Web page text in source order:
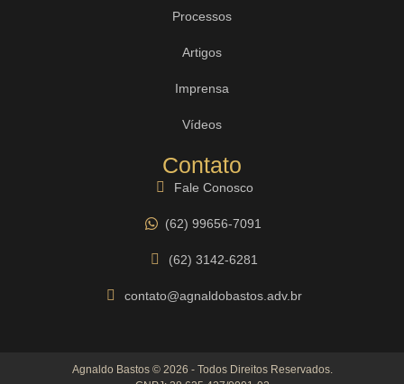
Processos
Artigos
Imprensa
Vídeos
Contato
Fale Conosco
(62) 99656-7091
(62) 3142-6281
contato@agnaldobastos.adv.br
Agnaldo Bastos © 2026 - Todos Direitos Reservados.